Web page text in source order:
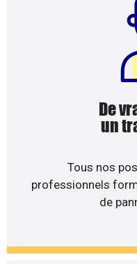
De
un
Tous nos
professionnels
de